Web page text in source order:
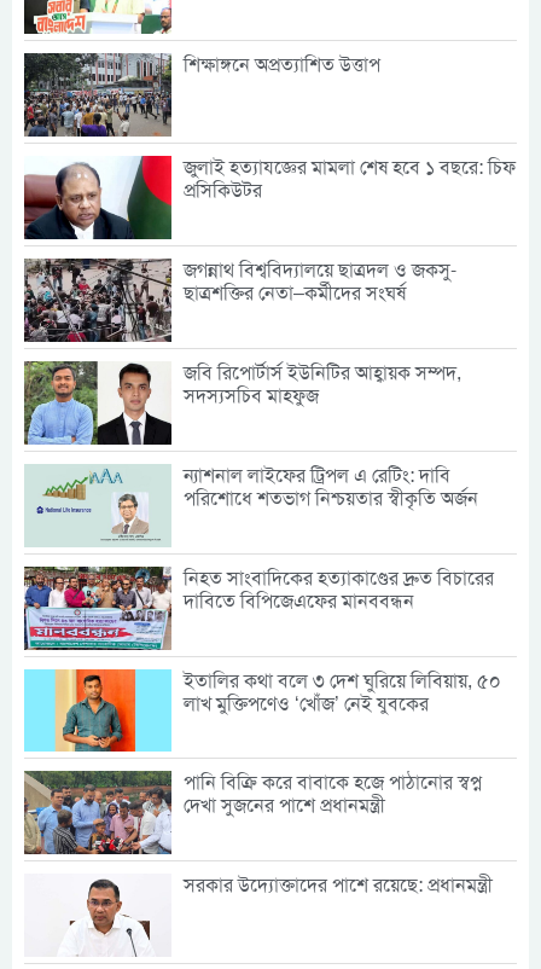
শিক্ষাঙ্গনে অপ্রত্যাশিত উত্তাপ
জুলাই হত্যাযজ্ঞের মামলা শেষ হবে ১ বছরে: চিফ
প্রসিকিউটর
জগন্নাথ বিশ্ববিদ্যালয়ে ছাত্রদল ও জকসু-
ছাত্রশক্তির নেতা–কর্মীদের সংঘর্ষ
জবি রিপোর্টার্স ইউনিটির আহ্বায়ক সম্পদ,
সদস্যসচিব মাহফুজ
ন্যাশনাল লাইফের ট্রিপল এ রেটিং: দাবি
পরিশোধে শতভাগ নিশ্চয়তার স্বীকৃতি অর্জন
নিহত সাংবাদিকের হত্যাকাণ্ডের দ্রুত বিচারের
দাবিতে বিপিজেএফের মানববন্ধন
ইতালির কথা বলে ৩ দেশ ঘুরিয়ে লিবিয়ায়, ৫০
লাখ মুক্তিপণেও ‘খোঁজ’ নেই যুবকের
পানি বিক্রি করে বাবাকে হজে পাঠানোর স্বপ্ন
দেখা সুজনের পাশে প্রধানমন্ত্রী
সরকার উদ্যোক্তাদের পাশে রয়েছে: প্রধানমন্ত্রী